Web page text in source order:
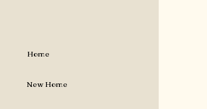
Home
New Home